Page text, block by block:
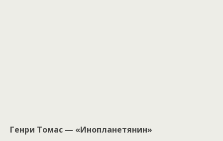
Генри Томас — «Инопланетянин»